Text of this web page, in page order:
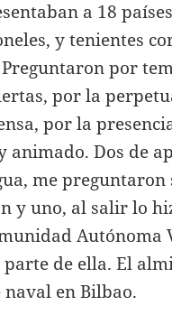
a 18
y tenientes
por
por la
por la
animado. Dos de
me preguntaron
y uno, al salir lo
Autónoma
de ella. El
en Bilbao.